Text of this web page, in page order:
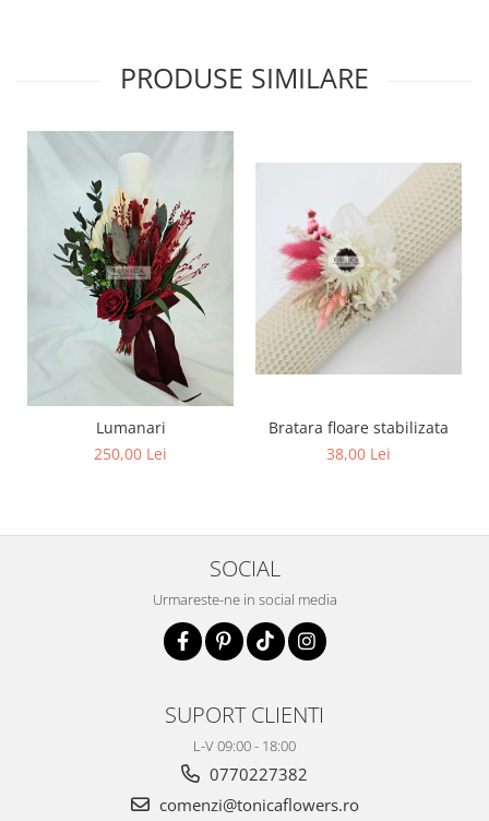
PRODUSE SIMILARE
Lumanari
250,00 Lei
Bratara floare stabilizata
38,00 Lei
SOCIAL
Urmareste-ne in social media
SUPORT CLIENTI
L-V 09:00 - 18:00
0770227382
comenzi@tonicaflowers.ro